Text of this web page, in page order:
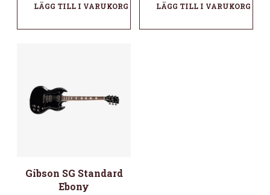
LÄGG TILL I VARUKORG LÄGG TILL I VARUKORG
Gibson SG Standard
Ebony